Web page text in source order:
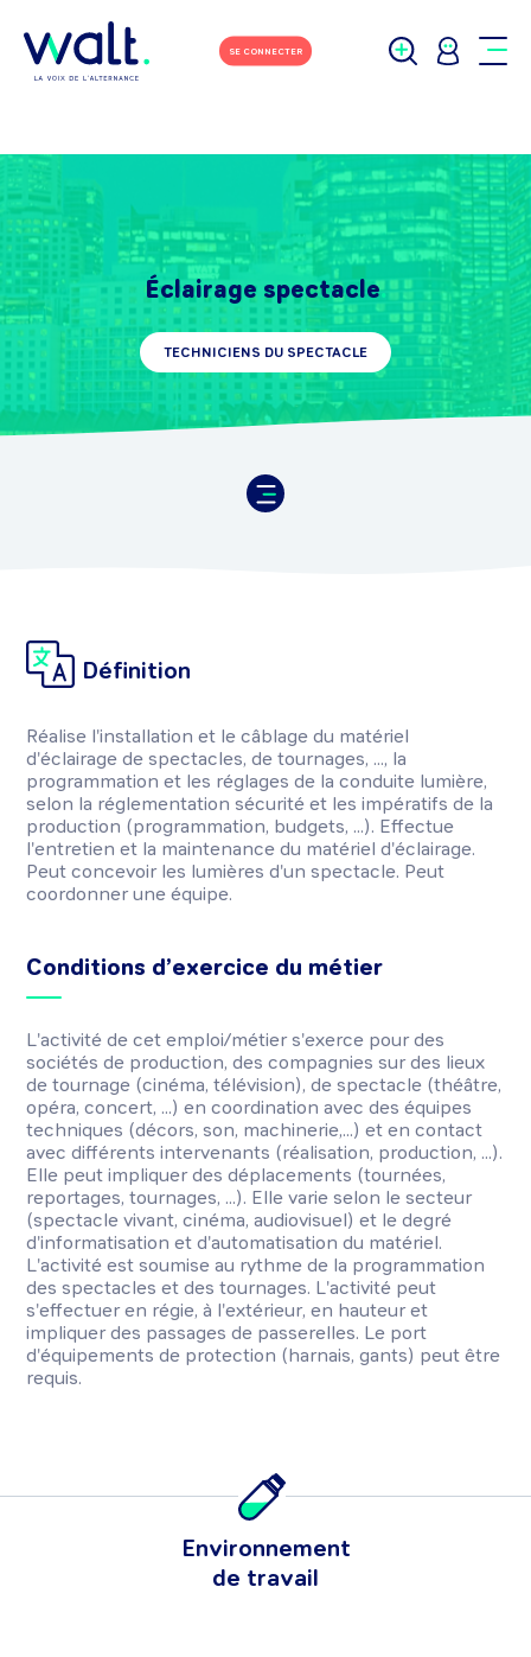
SE CONNECTER
Éclairage spectacle
TECHNICIENS DU SPECTACLE
Définition
Réalise l'installation et le câblage du matériel
d'éclairage de spectacles, de tournages, ..., la
programmation et les réglages de la conduite lumière,
selon la réglementation sécurité et les impératifs de la
production (programmation, budgets, ...). Effectue
l'entretien et la maintenance du matériel d'éclairage.
Peut concevoir les lumières d'un spectacle. Peut
coordonner une équipe.
Conditions d’exercice du métier
L'activité de cet emploi/métier s'exerce pour des
sociétés de production, des compagnies sur des lieux
de tournage (cinéma, télévision), de spectacle (théâtre,
opéra, concert, ...) en coordination avec des équipes
techniques (décors, son, machinerie,...) et en contact
avec différents intervenants (réalisation, production, ...).
Elle peut impliquer des déplacements (tournées,
reportages, tournages, ...). Elle varie selon le secteur
(spectacle vivant, cinéma, audiovisuel) et le degré
d'informatisation et d'automatisation du matériel.
L'activité est soumise au rythme de la programmation
des spectacles et des tournages. L'activité peut
s'effectuer en régie, à l'extérieur, en hauteur et
impliquer des passages de passerelles. Le port
d'équipements de protection (harnais, gants) peut être
requis.
Environnement
de travail